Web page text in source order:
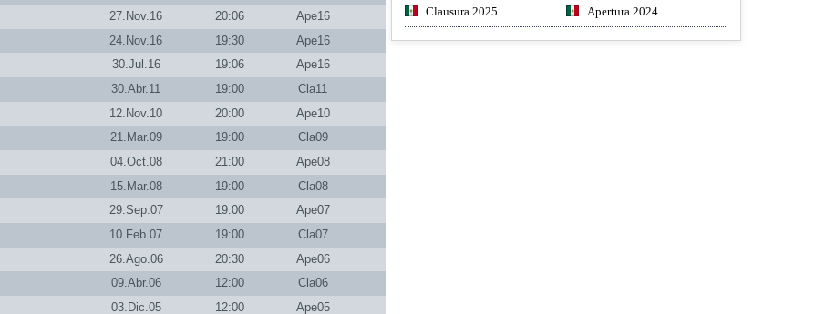
27.Nov.16 20:06
Ape16
24.Nov.16 19:30
Ape16
30.Jul.16 19:06
Ape16
30.Abr.11 19:00
Cla11
12.Nov.10 20:00
Ape10
21.Mar.09 19:00
Cla09
04.Oct.08 21:00
Ape08
15.Mar.08 19:00
Cla08
29.Sep.07 19:00
Ape07
10.Feb.07 19:00
Cla07
26.Ago.06 20:30
Ape06
09.Abr.06 12:00
Cla06
03.Dic.05 12:00
Ape05
Clausura 2025 Apertura 2024